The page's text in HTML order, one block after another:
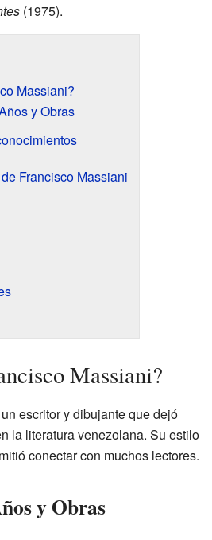
(1975).
Massiani?
y Obras
Francisco Massiani
Massiani?
escritor y dibujante que dejó
la literatura venezolana. Su estilo
conectar con muchos lectores.
y Obras